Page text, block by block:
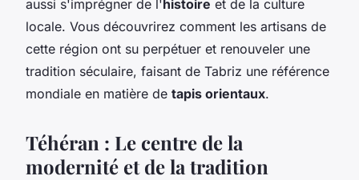
aussi s'imprégner de l'histoire et de la culture
locale. Vous découvrirez comment les artisans de
cette région ont su perpétuer et renouveler une
tradition séculaire, faisant de Tabriz une référence
mondiale en matière de tapis orientaux.
Téhéran : Le centre de la
modernité et de la tradition